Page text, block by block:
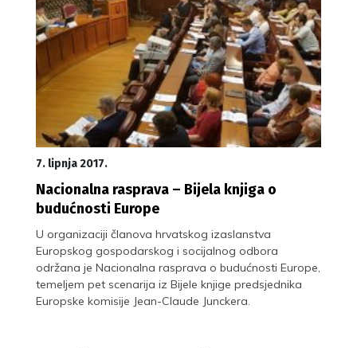
7. lipnja 2017.
Nacionalna rasprava – Bijela knjiga o
budućnosti Europe
U organizaciji članova hrvatskog izaslanstva
Europskog gospodarskog i socijalnog odbora
održana je Nacionalna rasprava o budućnosti Europe,
temeljem pet scenarija iz Bijele knjige predsjednika
Europske komisije Jean-Claude Junckera.